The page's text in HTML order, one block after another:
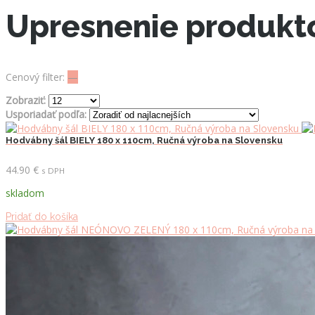
Upresnenie
Cenový filter: —
Zobraziť:
Usporiadať podľa:
Hodvábny šál BIELY 180 x 110cm, Ručná výroba na Slovensku
44.90 € s DPH
skladom
Pridať do košíka